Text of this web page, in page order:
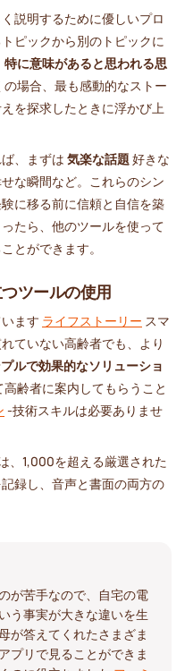
説明するために優しいプロ
ピックから別のトピックに
特に意味があると思われる思
の場合、最も感動的なストー
を探求したときに浮かび上
、まずは 気楽な話題 好きな
な瞬間など。これらのシン
に移る前に信頼と自信を築
たら、他のツールを使って
とができます。
ツールの使用
ます ライフストーリー スマ
ていない高齢者でも、より
ルで効果的なソリューショ
齢者に案内してもらうこと
-技術スキルは必要ありませ
、1,000を超える厳選された
録し、音声と書面の両方の
が苦手なので、自宅の電
う事実が大きな違いを生
が答えてくれたさまざま
プリで見ることができま